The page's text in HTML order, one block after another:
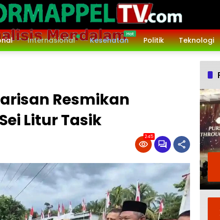
Internasional Kesehatan Politik Teknologi
Resmikan
Litur Tasik
245